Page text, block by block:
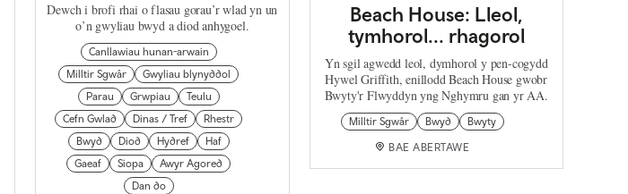
Dewch i brofi rhai o flasau gorau’r wlad yn un
o’n gwyliau bwyd a diod anhygoel.
Canllawiau hunan-arwain
Milltir Sgwâr
Gwyliau blynyddol
Parau
Grwpiau
Teulu
Cefn Gwlad
Dinas / Tref
Rhestr
Bwyd
Diod Hydref
Haf
Gaeaf
Siopa
Awyr Agored
Dan do
Beach House: Lleol,
tymhorol... rhagorol
Yn sgil agwedd leol, dymhorol y pen-cogydd
Hywel Griffith, enillodd Beach House gwobr
Bwyty'r Flwyddyn yng Nghymru gan yr AA.
Milltir Sgwâr Bwyd Bwyty
BAE ABERTAWE